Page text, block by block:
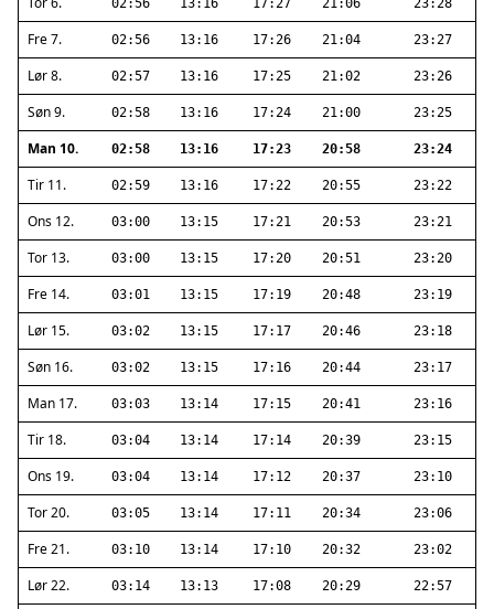
02:56 13:16 17:27 21:06 23:28
Fre 7. 02:56 13:16 17:26 21:04 23:27
Lør 8. 02:57 13:16 17:25 21:02 23:26
Søn 9. 02:58 13:16 17:24 21:00 23:25
Man 10. 02:58 13:16 17:23 20:58 23:24
Tir 11. 02:59 13:16 17:22 20:55 23:22
Ons 12. 03:00 13:15 17:21 20:53 23:21
Tor 13. 03:00 13:15 17:20 20:51 23:20
Fre 14. 03:01 13:15 17:19 20:48 23:19
Lør 15. 03:02 13:15 17:17 20:46 23:18
Søn 16. 03:02 13:15 17:16 20:44 23:17
Man 17. 03:03 13:14 17:15 20:41 23:16
Tir 18. 03:04 13:14 17:14 20:39 23:15
Ons 19. 03:04 13:14 17:12 20:37 23:10
Tor 20. 03:05 13:14 17:11 20:34 23:06
Fre 21. 03:10 13:14 17:10 20:32 23:02
Lør 22. 03:14 13:13 17:08 20:29 22:57